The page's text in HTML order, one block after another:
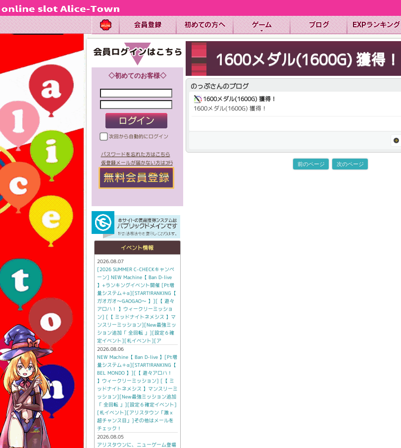
1600メダル(1600G) 獲得！
のっぷさんのブログ
1600メダル(1600G) 獲得！
1600メダル(1600G) 獲得！
前のページ 次のページ
◇初めてのお客様◇
次回から自動的にログイン
パスワードを忘れた方はこちら
仮登録メールが届かない方はｺﾁﾗ
イベント情報
2026.08.07
[2026 SUMMER C-CHECKキャンペ
ーン] NEW Machine【 Ban D-live
】+ランキングイベント開催 [Pt増
量システム＋α][START!RANKING【
ガオガオ～GAOGAO～ 】][【 遊々
アロハ！ 】ウィークリーミッショ
ン] [【 ミッドナイトネメシス 】マ
ンスリーミッション][New最強ミッ
ション追加「 全回転 」][設定６確
定イベント][札イベント][ア
2026.08.06
NEW Machine【 Ban D-live 】[Pt増
量システム＋α][START!RANKING【
BEL MONDO 】][【 遊々アロハ！
】ウィークリーミッション] [【 ミ
ッドナイトネメシス 】マンスリーミ
ッション][New最強ミッション追加
「 全回転 」][設定６確定イベント]
[札イベント][アリスタウン「激ｘ
超チャンス目」]その他はメールを
チェック！
2026.08.05
アリスタウンに、ニューゲーム登場